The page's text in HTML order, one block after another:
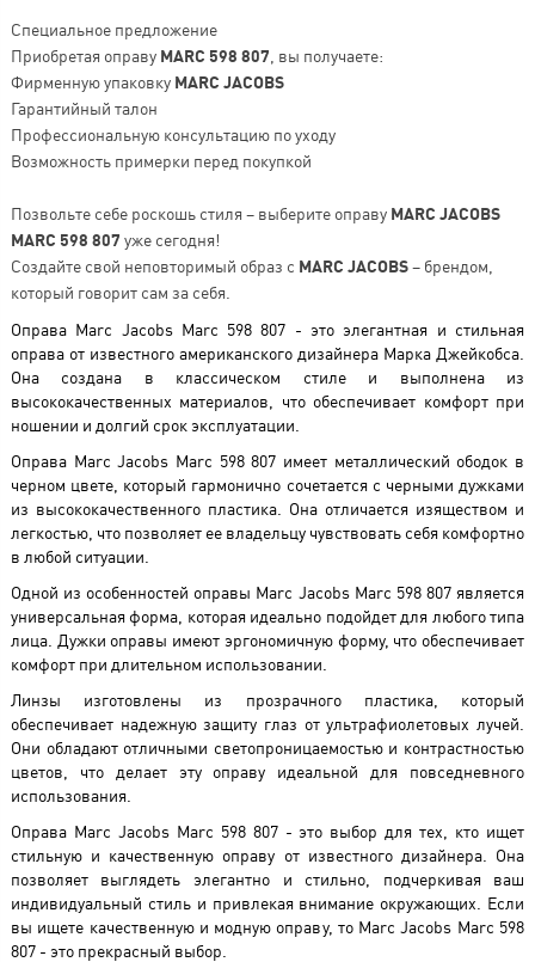
Специальное предложение
Приобретая оправу MARC 598 807, вы получаете:
Фирменную упаковку MARC JACOBS
Гарантийный талон
Профессиональную консультацию по уходу
Возможность примерки перед покупкой
Позвольте себе роскошь стиля – выберите оправу MARC JACOBS
MARC 598 807 уже сегодня!
Создайте свой неповторимый образ с MARC JACOBS– брендом,
который говорит сам за себя.
Оправа Marc Jacobs Marc 598 807 - это элегантная и стильная
оправа от известного американского дизайнера Марка Джейкобса.
Она создана в классическом стиле и выполнена из
высококачественных материалов, что обеспечивает комфорт при
ношении и долгий срок эксплуатации.
Оправа Marc Jacobs Marc 598 807 имеет металлический ободок в
черном цвете, который гармонично сочетается с черными дужками
из высококачественного пластика. Она отличается изяществом и
легкостью, что позволяет ее владельцу чувствовать себя комфортно
в любой ситуации.
Одной из особенностей оправы Marc Jacobs Marc 598 807 является
универсальная форма, которая идеально подойдет для любого типа
лица. Дужки оправы имеют эргономичную форму, что обеспечивает
комфорт при длительном использовании.
Линзы изготовлены из прозрачного пластика, который
обеспечивает надежную защиту глаз от ультрафиолетовых лучей.
Они обладают отличными светопроницаемостью и контрастностью
цветов, что делает эту оправу идеальной для повседневного
использования.
Оправа Marc Jacobs Marc 598 807 - это выбор для тех, кто ищет
стильную и качественную оправу от известного дизайнера. Она
позволяет выглядеть элегантно и стильно, подчеркивая ваш
индивидуальный стиль и привлекая внимание окружающих. Если
вы ищете качественную и модную оправу, то Marc Jacobs Marc 598
807 - это прекрасный выбор.